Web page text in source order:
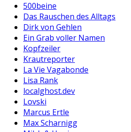
500beine
Das Rauschen des Alltags
Dirk von Gehlen
Ein Grab voller Namen
Kopfzeiler
Krautreporter
La Vie Vagabonde
Lisa Rank
localghost.dev
Lovski
Marcus Ertle
Max Scharnigg